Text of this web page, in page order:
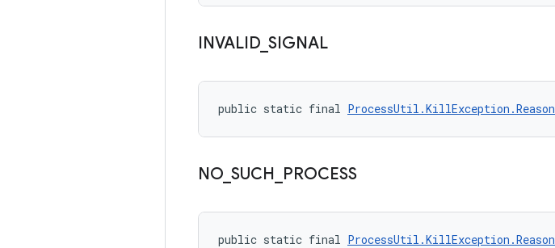
INVALID SIGNAL
public static final ProcessUtil.KillException.Reason
NO SUCH PROCESS
public static final ProcessUtil.KillException.Reason